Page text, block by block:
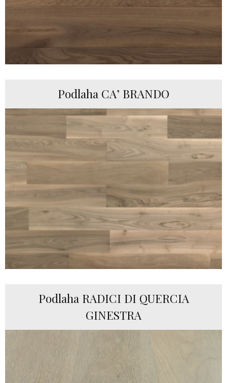
Podlaha CA’ BRANDO
Podlaha RADICI DI QUERCIA
GINESTRA